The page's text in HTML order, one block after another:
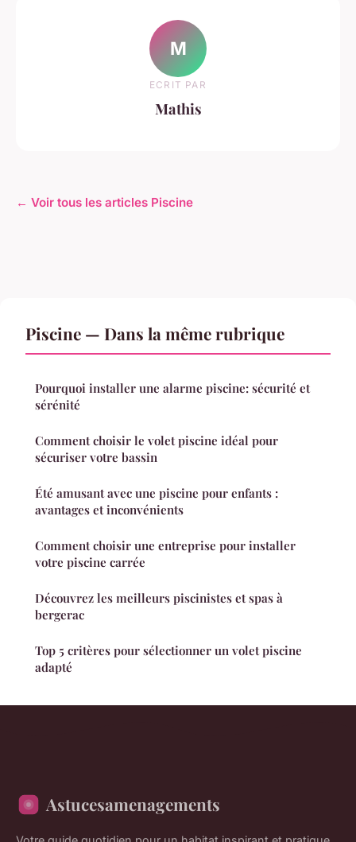
M
ECRIT PAR
Mathis
← Voir tous les articles Piscine
Piscine — Dans la même rubrique
Pourquoi installer une alarme piscine: sécurité et
sérénité
Comment choisir le volet piscine idéal pour
sécuriser votre bassin
Été amusant avec une piscine pour enfants :
avantages et inconvénients
Comment choisir une entreprise pour installer
votre piscine carrée
Découvrez les meilleurs piscinistes et spas à
bergerac
Top 5 critères pour sélectionner un volet piscine
adapté
Astucesamenagements